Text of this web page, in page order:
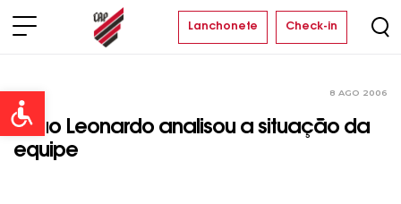
Open toolbar
Lanchonete Check-in
8 AGO 2006
João Leonardo analisou a situação da
equipe